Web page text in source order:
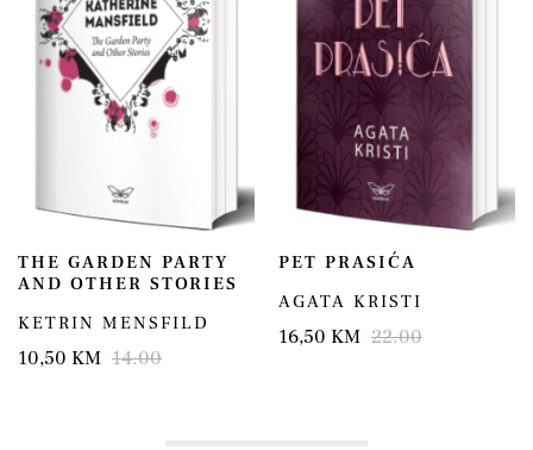
THE GARDEN PARTY
AND OTHER STORIES
KETRIN MENSFILD
10,50 KM 14.00
PET PRASIĆA
AGATA KRISTI
16,50 KM 22.00